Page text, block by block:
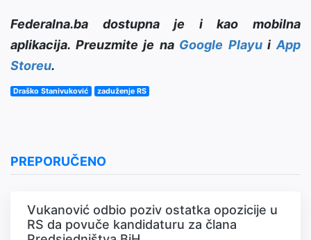
Federalna.ba dostupna je i kao mobilna
aplikacija. Preuzmite je na Google PlayuiApp
Storeu.
Draško Stanivuković zaduženje RS
PREPORUČENO
Vukanović odbio poziv ostatka opozicije u
RS da povuče kandidaturu za člana